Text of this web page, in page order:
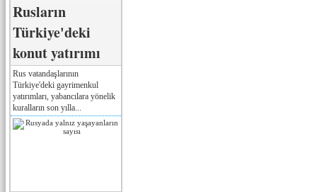
Rusların
Türkiye'deki
konut yatırımı
Rus vatandaşlarının
Türkiye'deki gayrimenkul
yatırımları, yabancılara yönelik
kuralların son yılla...